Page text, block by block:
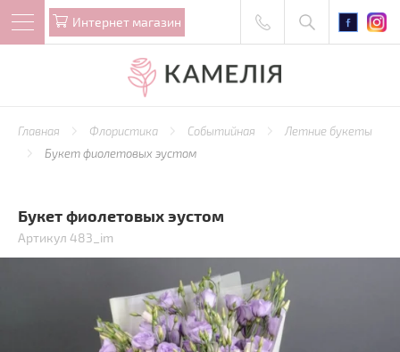
Интернет магазин
Главная Флористика Событийная
Летние букеты
Букет фиолетовых эустом
Букет фиолетовых эустом
Артикул 483_im